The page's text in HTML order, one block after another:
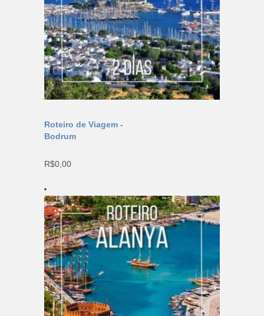
Roteiro de Viagem -
Bodrum
R$0,00